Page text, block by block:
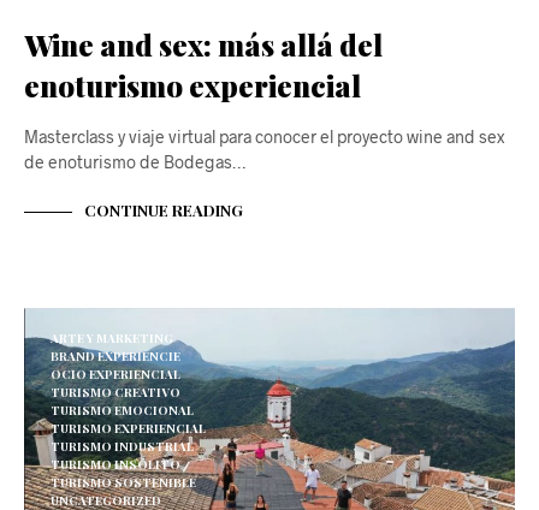
Wine and sex: más allá del
enoturismo experiencial
Masterclass y viaje virtual para conocer el proyecto wine and sex
de enoturismo de Bodegas…
CONTINUE READING
ARTE Y MARKETING
BRAND EXPERIENCIE
OCIO EXPERIENCIAL
TURISMO CREATIVO
TURISMO EMOCIONAL
TURISMO EXPERIENCIAL
TURISMO INDUSTRIAL
TURISMO INSÓLITO
TURISMO SOSTENIBLE
UNCATEGORIZED